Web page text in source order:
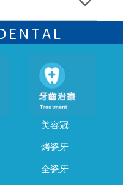
我們，告知我們你原本預約
美容冠
烤瓷牙
全瓷牙